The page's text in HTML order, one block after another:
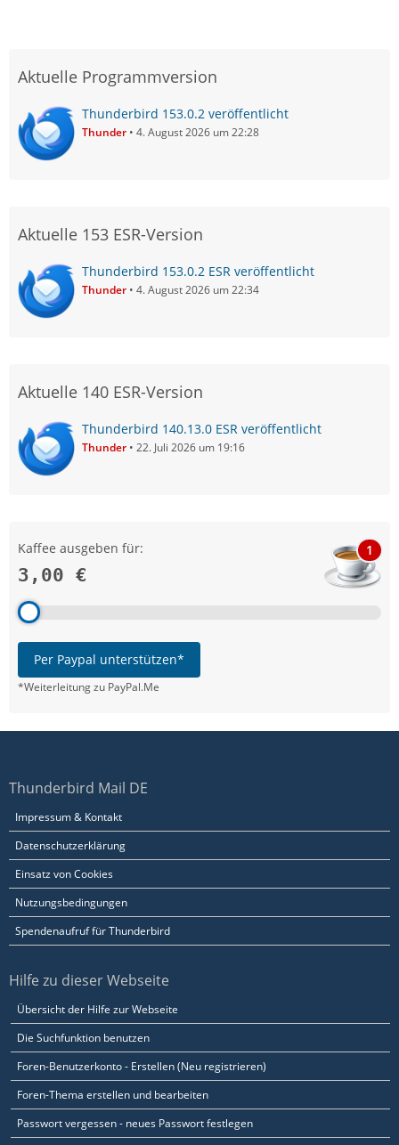
Aktuelle Programmversion
Thunderbird 153.0.2 veröffentlicht
Thunder 4. August 2026 um 22:28
Aktuelle 153 ESR-Version
Thunderbird 153.0.2 ESR veröffentlicht
Thunder 4. August 2026 um 22:34
Aktuelle 140 ESR-Version
Thunderbird 140.13.0 ESR veröffentlicht
Thunder 22. Juli 2026 um 19:16
Kaffee ausgeben für:
3,00 €
1
Per Paypal unterstützen*
*Weiterleitung zu PayPal.Me
Thunderbird Mail DE
Impressum & Kontakt
Datenschutzerklärung
Einsatz von Cookies
Nutzungsbedingungen
Spendenaufruf für Thunderbird
Hilfe zu dieser Webseite
Übersicht der Hilfe zur Webseite
Die Suchfunktion benutzen
Foren-Benutzerkonto - Erstellen (Neu registrieren)
Foren-Thema erstellen und bearbeiten
Passwort vergessen - neues Passwort festlegen